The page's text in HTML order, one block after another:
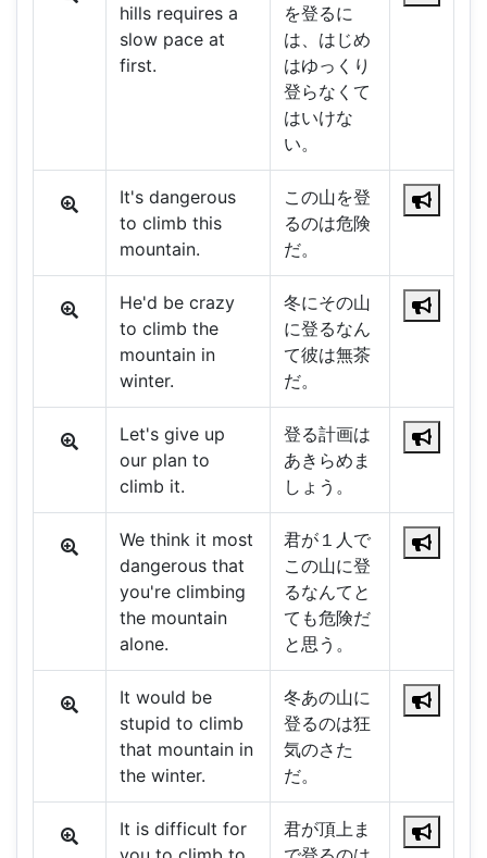
hills requires a
slow pace at
first.
を登るに
は、はじめ
はゆっくり
登らなくて
はいけな
い。
It's dangerous
to climb this
mountain.
この山を登
るのは危険
だ。
He'd be crazy
to climb the
mountain in
winter.
冬にその山
に登るなん
て彼は無茶
だ。
Let's give up
our plan to
climb it.
登る計画は
あきらめま
しょう。
We think it most
dangerous that
you're climbing
the mountain
alone.
君が１人で
この山に登
るなんてと
ても危険だ
と思う。
It would be
stupid to climb
that mountain in
the winter.
冬あの山に
登るのは狂
気のさた
だ。
It is difficult for
君が頂上ま